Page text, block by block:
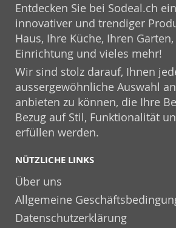
Entdecken Sie bei Sodeal.ch
innovativer und trendiger
Haus, Ihre Küche, Ihren
Einrichtung und vieles mehr!
Wir sind stolz darauf, Ihnen
aussergewöhnliche Auswahl
anbieten zu können, die Ihre
Bezug auf Stil, Funktionalität
erfüllen werden.
NÜTZLICHE LINKS
Über uns
Allgemeine
Datenschutzerklärung